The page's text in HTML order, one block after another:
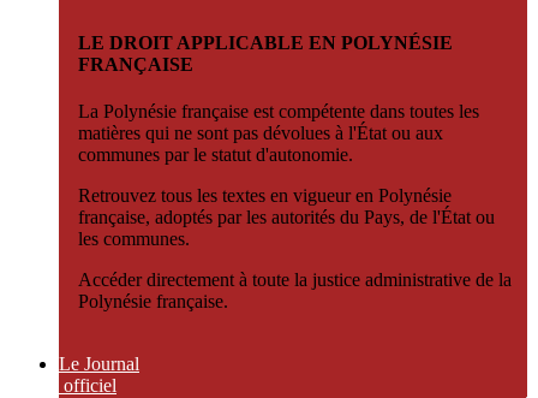
LE DROIT APPLICABLE EN POLYNÉSIE
FRANÇAISE
La Polynésie française est compétente dans toutes les
matières qui ne sont pas dévolues à l'État ou aux
communes par le statut d'autonomie.
Retrouvez tous les textes en vigueur en Polynésie
française, adoptés par les autorités du Pays, de l'État ou
les communes.
Accéder directement à toute la justice administrative de la
Polynésie française.
Le Journal
officiel